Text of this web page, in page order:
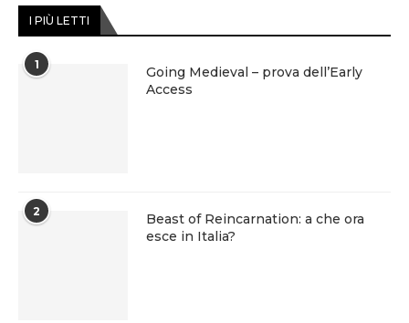
I PIÙ LETTI
1
Going Medieval – prova dell’Early
Access
2
Beast of Reincarnation: a che ora
esce in Italia?